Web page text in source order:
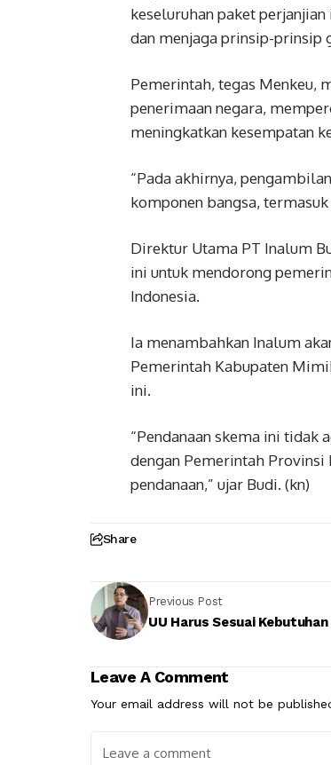
keseluruhan paket
dan menjaga prinsip-prinsip
Pemerintah, tegas Menkeu,
penerimaan negara,
meningkatkan kesempatan
“Pada akhirnya,
komponen bangsa,
Direktur Utama PT Inalum
ini untuk mendorong
Indonesia.
Ia menambahkan Inalum
Pemerintah Kabupaten
ini.
“Pendanaan skema ini tidak
dengan Pemerintah
pendanaan,” ujar Budi. (kn)
Share
Previous Post
UU Harus Sesuai Kebutuhan
Leave A Comment
Your email address will not be